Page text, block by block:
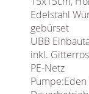
Edelstahl
gebürset
UBB
inkl.
PE-Netz
Pumpe: